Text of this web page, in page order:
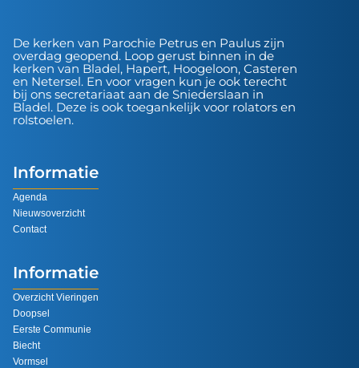
De kerken van Parochie Petrus en Paulus zijn
overdag geopend. Loop gerust binnen in de
kerken van Bladel, Hapert, Hoogeloon, Casteren
en Netersel. En voor vragen kun je ook terecht
bij ons secretariaat aan de Sniederslaan in
Bladel. Deze is ook toegankelijk voor rolators en
rolstoelen.
Informatie
Agenda
Nieuwsoverzicht
Contact
Informatie
Overzicht Vieringen
Doopsel
Eerste Communie
Biecht
Vormsel